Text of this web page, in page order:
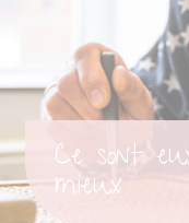
Ce sont
mieux